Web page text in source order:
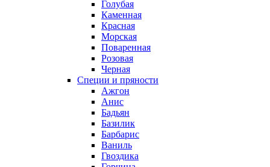
Голубая
Каменная
Красная
Морская
Поваренная
Розовая
Черная
Специи и пряности
Ажгон
Анис
Бадьян
Базилик
Барбарис
Ваниль
Гвоздика